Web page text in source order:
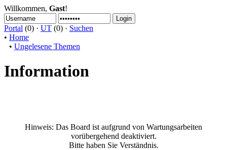
Willkommen, Gast!
Portal (0) · UT (0) · Suchen
• Home
• Ungelesene Themen
Information
Hinweis: Das Board ist aufgrund von Wartungsarbeiten
vorübergehend deaktiviert.
Bitte haben Sie Verständnis.